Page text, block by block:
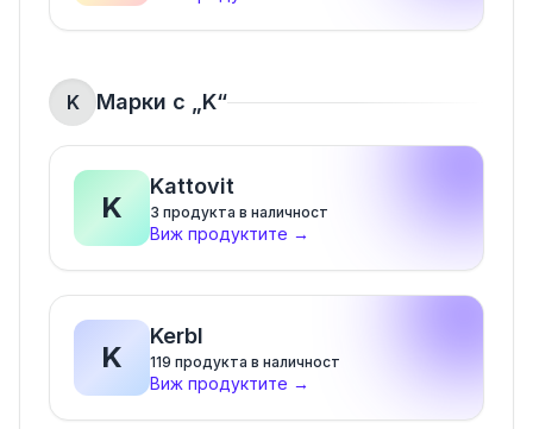
K Марки с „ K“
K
Kattovit
3 продукта в наличност
Виж продуктите →
K
Kerbl
119 продукта в наличност
Виж продуктите →